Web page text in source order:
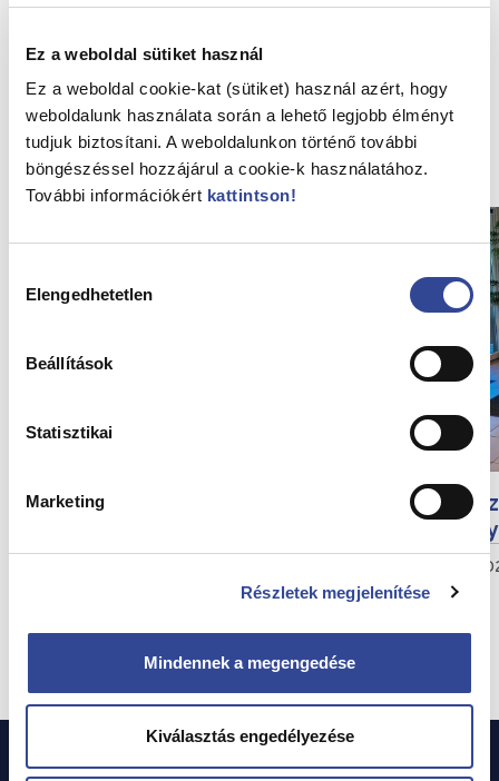
Ez a weboldal sütiket használ
Ez a weboldal cookie-kat (sütiket) használ azért, hogy
weboldalunk használata során a lehető legjobb élményt
tudjuk biztosítani. A weboldalunkon történő további
böngészéssel hozzájárul a cookie-k használatához.
További információkért kattintson!
kiválasztása
Elengedhetetlen
Beállítások
Statisztikai
Marketing
Részletek megjelenítése
Mindennek a megengedése
Kiválasztás engedélyezése
Vissza az Hírekhez
Kapcsolódó hírek
Hosszabbodik a harmadfokú
Összes hír megtekintése